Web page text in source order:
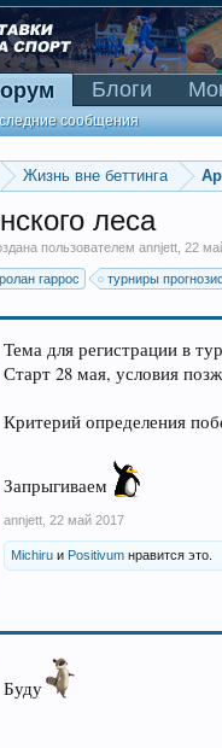
Жизнь вне беттинга
леса
пользователемannjett ,22
ролан гаррос турниры
Тема для регистрации в
Старт 28 мая, условия
Критерий определения
Запрыгиваем
annjett 22 май 2017
Michiru и Positivum нравится это.
Буду
сообщения
Блоги